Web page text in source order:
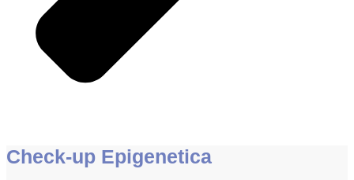
Check-up Epigenetica